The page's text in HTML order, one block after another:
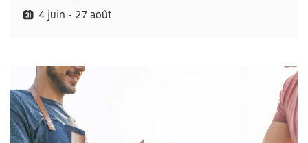
4 juin - 27 août